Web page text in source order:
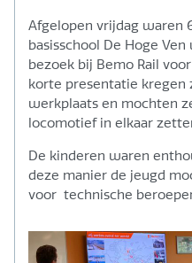
Afgelopen vrijdag waren
basisschool De Hoge
bezoek bij Bemo Rail
korte presentatie kregen
werkplaats en mochten
locomotief in elkaar
De kinderen waren
deze manier de jeugd
voor technische